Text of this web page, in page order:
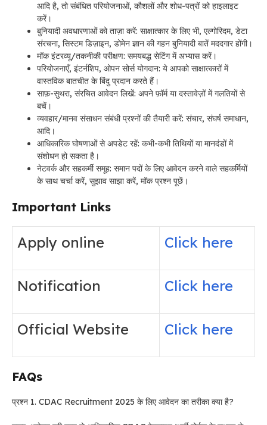
आदि है, तो संबंधित परियोजनाओं, कौशलों और शोध-पत्रों को हाइलाइट
करें।
बुनियादी अवधारणाओं को ताज़ा करें: साक्षात्कार के लिए भी, एल्गोरिदम, डेटा
संरचना, सिस्टम डिज़ाइन, डोमेन ज्ञान की गहन बुनियादी बातें मददगार होंगी।
मॉक इंटरव्यू/तकनीकी परीक्षण: समयबद्ध सेटिंग में अभ्यास करें।
परियोजनाएँ, इंटर्नशिप, ओपन सोर्स योगदान: ये आपको साक्षात्कारों में
वास्तविक बातचीत के बिंदु प्रदान करते हैं।
साफ़-सुथरा, संरचित आवेदन लिखें: अपने फ़ॉर्म या दस्तावेज़ों में गलतियों से
बचें।
व्यवहार/मानव संसाधन संबंधी प्रश्नों की तैयारी करें: संचार, संघर्ष समाधान,
आदि।
आधिकारिक घोषणाओं से अपडेट रहें: कभी-कभी तिथियों या मानदंडों में
संशोधन हो सकता है।
नेटवर्क और सहकर्मी समूह: समान पदों के लिए आवेदन करने वाले सहकर्मियों
के साथ चर्चा करें, सुझाव साझा करें, मॉक प्रश्न पूछें।
Important Links
Apply online Click here
Notification Click here
Official Website Click here
FAQs
प्रश्न 1. CDAC Recruitment 2025 के लिए आवेदन का तरीका क्या है?